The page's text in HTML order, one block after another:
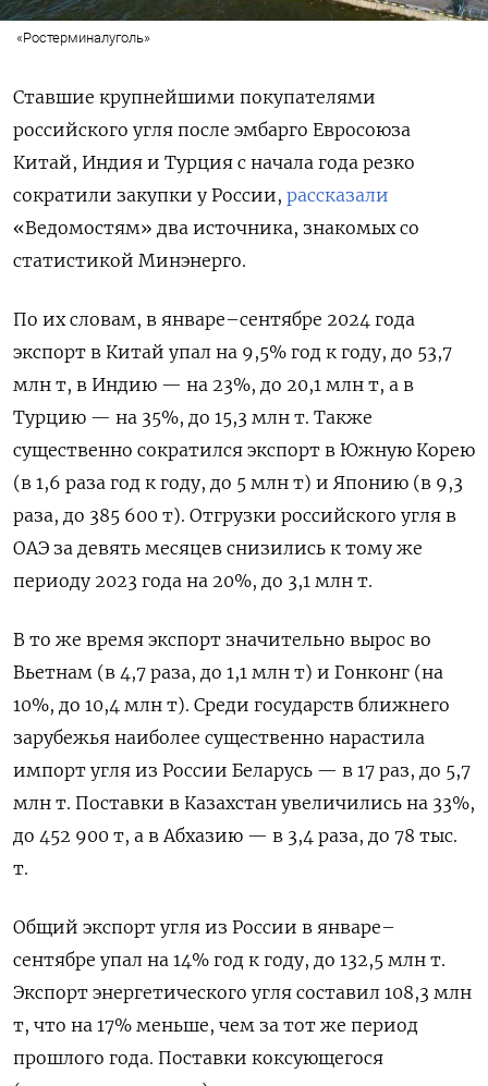
«Ростерминалуголь»
Ставшие крупнейшими покупателями
российского угля после эмбарго Евросоюза
Китай, Индия и Турция с начала года резко
сократили закупки у России, рассказали
«Ведомостям» два источника, знакомых со
статистикой Минэнерго.
По их словам, в январе–сентябре 2024 года
экспорт в Китай упал на 9,5% год к году, до 53,7
млн т, в Индию — на 23%, до 20,1 млн т, а в
Турцию — на 35%, до 15,3 млн т. Также
существенно сократился экспорт в Южную Корею
(в 1,6 раза год к году, до 5 млн т) и Японию (в 9,3
раза, до 385 600 т). Отгрузки российского угля в
ОАЭ за девять месяцев снизились к тому же
периоду 2023 года на 20%, до 3,1 млн т.
В то же время экспорт значительно вырос во
Вьетнам (в 4,7 раза, до 1,1 млн т) и Гонконг (на
10%, до 10,4 млн т). Среди государств ближнего
зарубежья наиболее существенно нарастила
импорт угля из России Беларусь — в 17 раз, до 5,7
млн т. Поставки в Казахстан увеличились на 33%,
до 452 900 т, а в Абхазию — в 3,4 раза, до 78 тыс.
т.
Общий экспорт угля из России в январе–
сентябре упал на 14% год к году, до 132,5 млн т.
Экспорт энергетического угля составил 108,3 млн
т, что на 17% меньше, чем за тот же период
прошлого года. Поставки коксующегося